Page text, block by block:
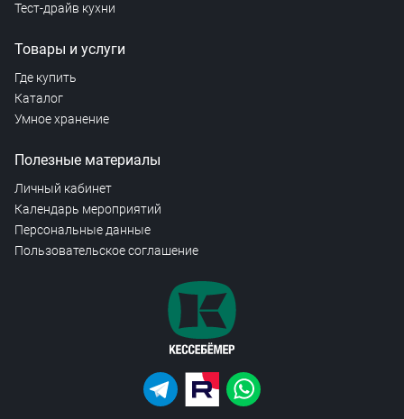
Тест-драйв кухни
Товары и услуги
Где купить
Каталог
Умное хранение
Полезные материалы
Личный кабинет
Календарь мероприятий
Персональные данные
Пользовательское соглашение